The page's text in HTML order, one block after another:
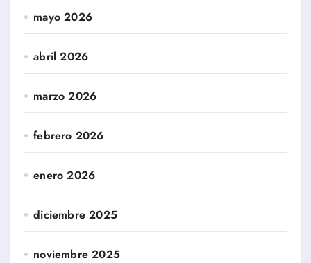
mayo 2026
abril 2026
marzo 2026
febrero 2026
enero 2026
diciembre 2025
noviembre 2025